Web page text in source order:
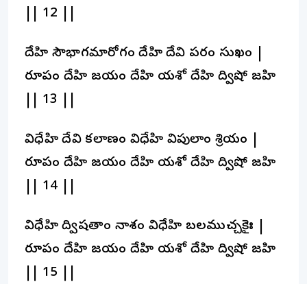
|| 12 ||
దేహి సౌభాగ్యమారోగ్యం దేహి దేవి పరం సుఖం |
రూపం దేహి జయం దేహి యశో దేహి ద్విషో జహి
|| 13 ||
విధేహి దేవి కల్యాణం విధేహి విపులాం శ్రియం |
రూపం దేహి జయం దేహి యశో దేహి ద్విషో జహి
|| 14 ||
విధేహి ద్విషతాం నాశం విధేహి బలముచ్చకైః |
రూపం దేహి జయం దేహి యశో దేహి ద్విషో జహి
|| 15 ||